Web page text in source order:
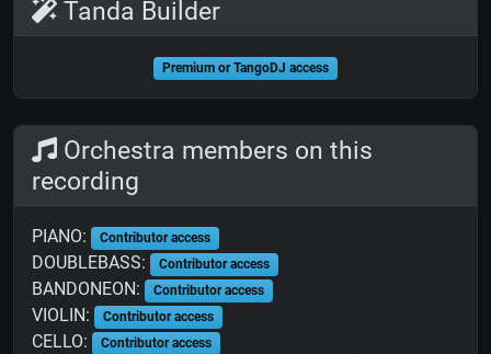
Tanda Builder
Premium or TangoDJ access
Orchestra members on this
recording
PIANO: Contributor access
DOUBLEBASS: Contributor access
BANDONEON: Contributor access
VIOLIN: Contributor access
CELLO: Contributor access